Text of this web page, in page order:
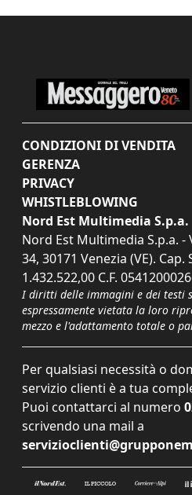
CONDIZIONI DI VENDITA
GERENZA
PRIVACY
WHISTLEBLOWING
Nord Est Multimedia S.p.a.
Nord Est Multimedia S.p.a. -
34, 30171 Venezia (VE). Cap.
1.432.522,00 C.F.
I diritti delle immagini e dei testi
espressamente vietata la loro
mezzo e l'adattamento totale o
Per qualsiasi necessità o
servizio clienti è a tua
Puoi contattarci al numero
scrivendo una mail a